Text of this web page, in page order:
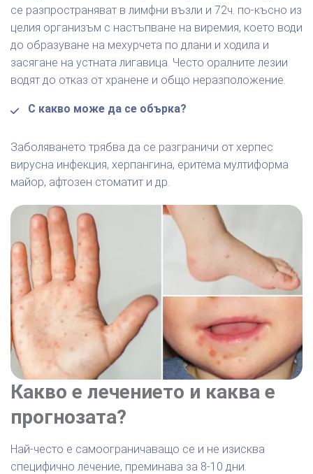
се разпространяват в лимфни възли и 72ч. по-късно из
целия организъм с настъпване на виремия, което води
до образуване на мехурчета по длани и ходила и
засягане на устната лигавица. Често оралните лезии
водят до отказ от хранене и общо неразположение.
С какво може да се обърка?
Заболяването трябва да се разграничи от херпес
вирусна инфекция, херпангина, еритема мултиформа
майор, афтозен стоматит и др.
Какво е лечението и каква е
прогнозата?
Най-често е самоограничаващо се и не изисква
специфично лечение, преминава за 8-10 дни.